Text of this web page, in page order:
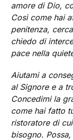
amore di Dio,
Così come hai
penitenza,
chiedo di
pace nella
Aiutami a
al Signore e a
Concedimi la
come hai fatto
ristoratore di
bisogno.